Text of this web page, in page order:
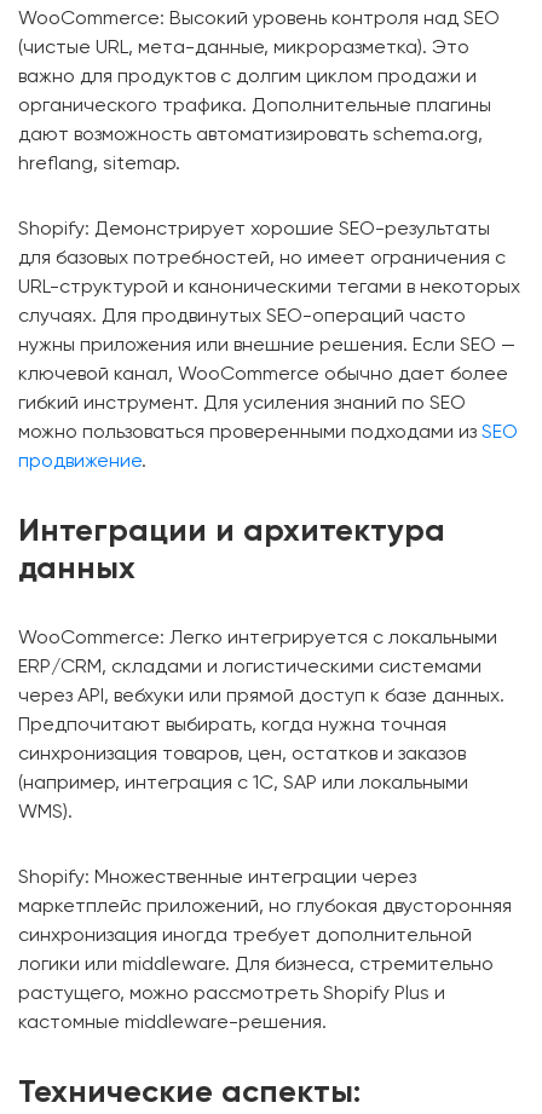
WooCommerce: Высокий уровень контроля над SEO
(чистые URL, мета-данные, микроразметка). Это
важно для продуктов с долгим циклом продажи и
органического трафика. Дополнительные плагины
дают возможность автоматизировать schema.org,
hreflang, sitemap.
Shopify: Демонстрирует хорошие SEO-результаты
для базовых потребностей, но имеет ограничения с
URL-структурой и каноническими тегами в некоторых
случаях. Для продвинутых SEO-операций часто
нужны приложения или внешние решения. Если SEO —
ключевой канал, WooCommerce обычно дает более
гибкий инструмент. Для усиления знаний по SEO
можно пользоваться проверенными подходами из SEO
продвижение.
Интеграции и архитектура
данных
WooCommerce: Легко интегрируется с локальными
ERP/CRM, складами и логистическими системами
через API, вебхуки или прямой доступ к базе данных.
Предпочитают выбирать, когда нужна точная
синхронизация товаров, цен, остатков и заказов
(например, интеграция с 1С, SAP или локальными
WMS).
Shopify: Множественные интеграции через
маркетплейс приложений, но глубокая двусторонняя
синхронизация иногда требует дополнительной
логики или middleware. Для бизнеса, стремительно
растущего, можно рассмотреть Shopify Plus и
кастомные middleware-решения.
Технические аспекты: